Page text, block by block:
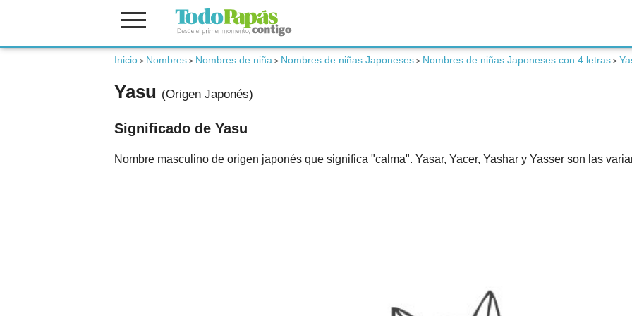
Inicio > Nombres > Nombres de niña > Nombres de niñas Japoneses > Nombres de niñas Japoneses con 4 letras >
Yasu (Origen Japonés)
Significado de Yasu
Nombre masculino de origen japonés que significa "calma". Yasar, Yacer, Yashar y Yasser son las